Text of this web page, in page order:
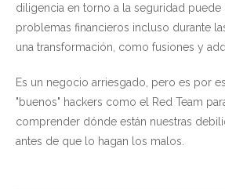
diligencia en torno a la seguridad puede
problemas financieros incluso durante
una transformación, como fusiones y
Es un negocio arriesgado, pero es por
"buenos" hackers como el Red Team
comprender dónde están nuestras
antes de que lo hagan los malos.